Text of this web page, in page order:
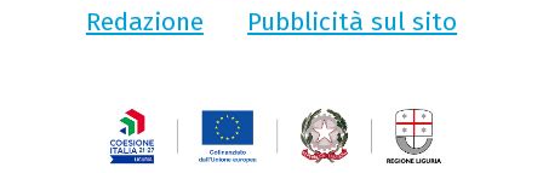
Redazione
Pubblicità sul sito